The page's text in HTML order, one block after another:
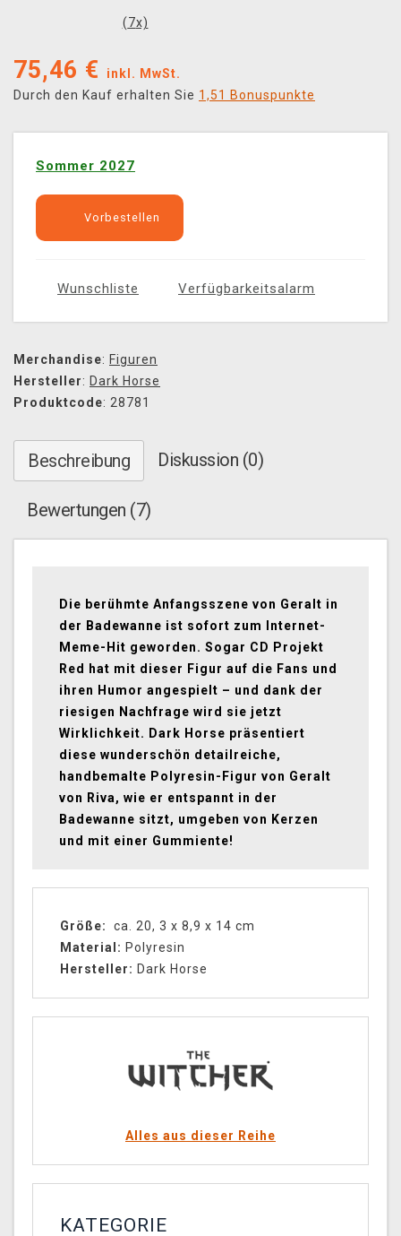
(7x)
75,46 €
inkl. MwSt.
Durch den Kauf erhalten Sie 1,51 Bonuspunkte
Sommer 2027
Vorbestellen
Wunschliste Verfügbarkeitsalarm
Merchandise: Figuren
Hersteller: Dark Horse
Produktcode: 28781
Beschreibung Diskussion (0)
Bewertungen (7)
Die berühmte Anfangsszene von Geralt in
der Badewanne ist sofort zum Internet-
Meme-Hit geworden. Sogar CD Projekt
Red hat mit dieser Figur auf die Fans und
ihren Humor angespielt – und dank der
riesigen Nachfrage wird sie jetzt
Wirklichkeit. Dark Horse präsentiert
diese wunderschön detailreiche,
handbemalte Polyresin-Figur von Geralt
von Riva, wie er entspannt in der
Badewanne sitzt, umgeben von Kerzen
und mit einer Gummiente!
Größe:
ca. 20, 3 x 8,9 x 14 cm
Material: Polyresin
Hersteller: Dark Horse
Alles aus dieser Reihe
KATEGORIE